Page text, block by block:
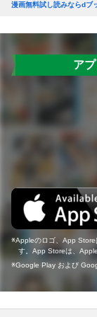
漫画無料試し読みならdブ
ア
Appleのロゴ、App Store
す。App Storeは、
Google Play および